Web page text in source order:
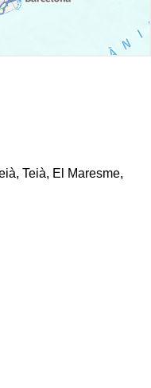
Teià, El Maresme,